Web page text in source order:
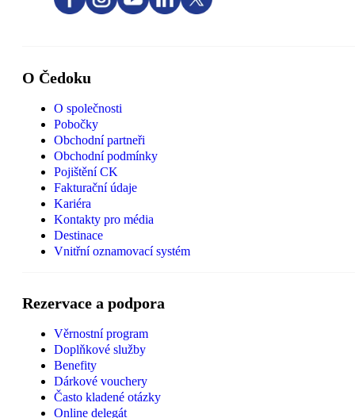
O Čedoku
O společnosti
Pobočky
Obchodní partneři
Obchodní podmínky
Pojištění CK
Fakturační údaje
Kariéra
Kontakty pro média
Destinace
Vnitřní oznamovací systém
Rezervace a podpora
Věrnostní program
Doplňkové služby
Benefity
Dárkové vouchery
Často kladené otázky
Online delegát